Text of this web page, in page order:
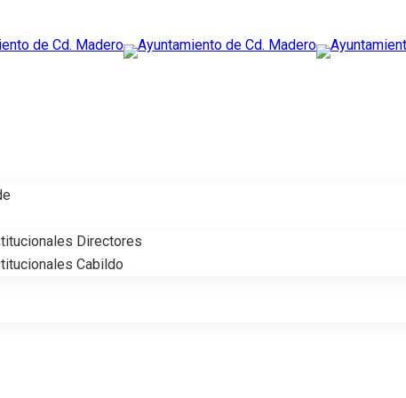
Directores
Cabildo